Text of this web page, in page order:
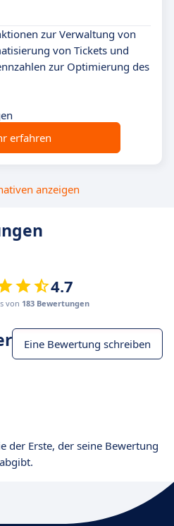
zur Verwaltung von
von Tickets und
zur Optimierung des
erfahren
anzeigen
4.7
von 183 Bewertungen
Eine Bewertung schreiben
der Erste, der seine Bewertung
abgibt.